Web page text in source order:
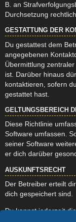
B. an
Durchsetzung
GESTATTUNG DER
Du gestattest dem
angegebenen
Übermittlung
ist. Darüber hinaus
kontaktieren, sofern
gestattet hast.
GELTUNGSBEREICH
Diese Richtlinie
Software umfassen.
seiner Software
er dich darüber
AUSKUNFTSRECHT
Der Betreiber erteilt
dich gespeichert sind.
Du kannst jederzeit